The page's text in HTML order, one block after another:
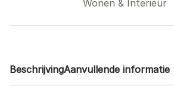
Wonen & Interieur
BeschrijvingAanvullende informatie